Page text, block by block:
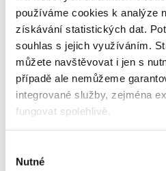
používáme cookies k analýze
získávání statistických dat.
souhlas s jejich využíváním.
můžete navštěvovat i jen s
případě ale nemůžeme
integrované služby, zejména
fungovat spolehlivě.
souhlasu
Nutné
Aktivní
KONCIPIENTI
Koncipient: Mgr. TOMÁŠ
Stav: